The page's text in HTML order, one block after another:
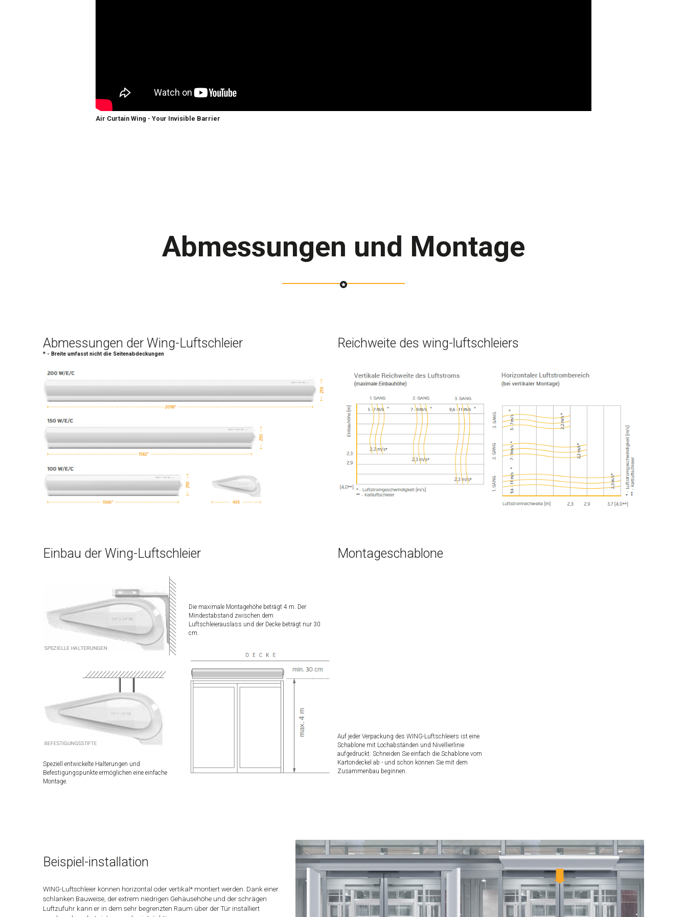
Air Curtain Wing - Your Invisible Barrier
Abmessungen und Montage
Abmessungen der Wing-Luftschleier
* - Breite umfasst nicht die Seitenabdeckungen
Reichweite des wing-luftschleiers
Einbau der Wing-Luftschleier
Speziell entwickelte Halterungen und
Befestigungspunkte ermöglichen eine einfache
Montage.
Die maximale Montagehöhe beträgt 4 m. Der
Mindestabstand zwischen dem
Luftschleierauslass und der Decke beträgt nur 30
cm.
Montageschablone
Auf jeder Verpackung des WING-Luftschleiers ist eine
Schablone mit Lochabständen und Nivellierlinie
aufgedruckt. Schneiden Sie einfach die Schablone vom
Kartondeckel ab - und schon können Sie mit dem
Zusammenbau beginnen.
Beispiel-installation
WING-Luftschleier können horizontal oder vertikal* montiert werden. Dank einer
schlanken Bauweise, der extrem niedrigen Gehäusehöhe und der schrägen
Luftzufuhr kann er in dem sehr begrenzten Raum über der Tür installiert